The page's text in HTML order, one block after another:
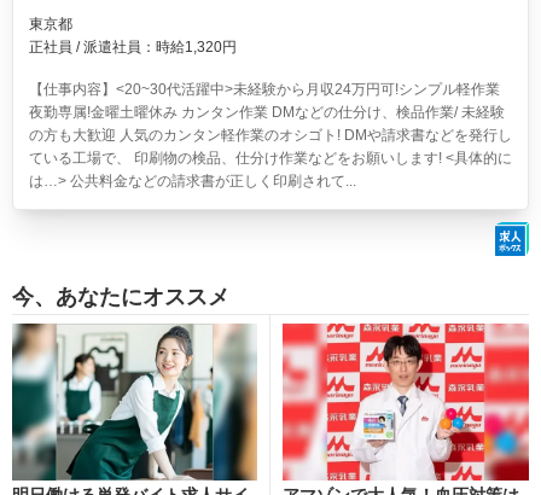
東京都
正社員 / 派遣社員：時給1,320円
【仕事内容】<20~30代活躍中>未経験から月収24万円可!シンプル軽作業
夜勤専属!金曜土曜休みカンタン作業 DMなどの仕分け、検品作業/ 未経験
の方も大歓迎 人気のカンタン軽作業のオシゴト! DMや請求書などを発行し
ている工場で、 印刷物の検品、仕分け作業などをお願いします! <具体的に
は…> 公共料金などの請求書が正しく印刷されて...
今、あなたにオススメ